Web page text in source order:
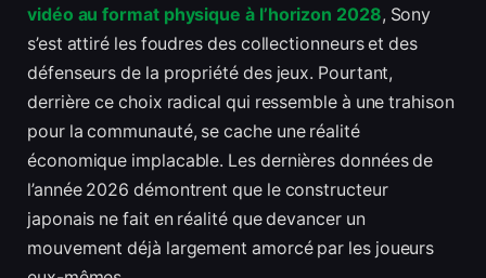
vidéo au format physique à l’horizon 2028, Sony
s’est attiré les foudres des collectionneurs et des
défenseurs de la propriété des jeux. Pourtant,
derrière ce choix radical qui ressemble à une trahison
pour la communauté, se cache une réalité
économique implacable. Les dernières données de
l’année 2026 démontrent que le constructeur
japonais ne fait en réalité que devancer un
mouvement déjà largement amorcé par les joueurs